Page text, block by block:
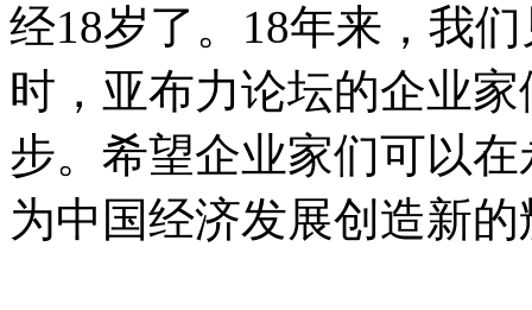
经18岁了。18年来，我
时，亚布力论坛的企业
步。希望企业家们可以
为中国经济发展创造新的